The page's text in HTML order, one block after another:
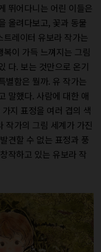
뛰어다니는 어린 이들은
올려다보고, 꽃과 동물
레이터 유보라 작가는
이 가득 느껴지는 그림
다. 보는 것만으로 온기
별함은 뭘까. 유 작가는
말했다. 사람에 대한 애
지 표정을 여러 겹의 색
작가의 그림 세계가 가진
견할 수 없는 표정과 풍
작하고 있는 유보라 작